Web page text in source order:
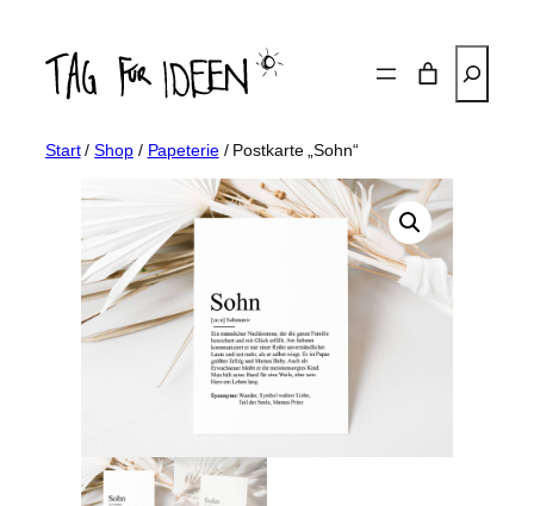
Inhalt
springen
Start/Shop/ Papeterie/ Postkarte „Sohn“